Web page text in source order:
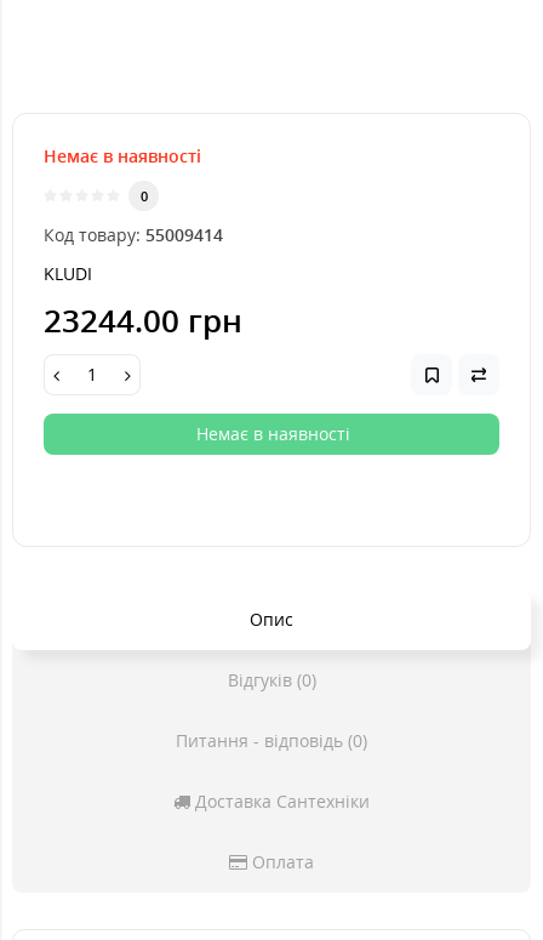
Немає в наявності
0
Код товару: 55009414
KLUDI
23244.00 грн
Немає в наявності
Опис
Відгуків (0)
Питання - відповідь (0)
Доставка Сантехніки
Оплата